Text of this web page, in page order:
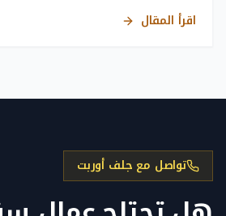
اقرأ المقال
تواصل مع جلف أوربت